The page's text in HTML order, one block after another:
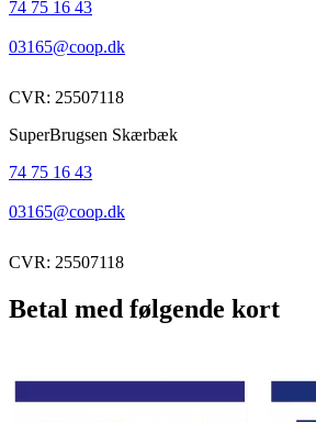
74 75 16 43
03165@coop.dk
CVR: 25507118
SuperBrugsen Skærbæk
74 75 16 43
03165@coop.dk
CVR: 25507118
Betal med følgende kort